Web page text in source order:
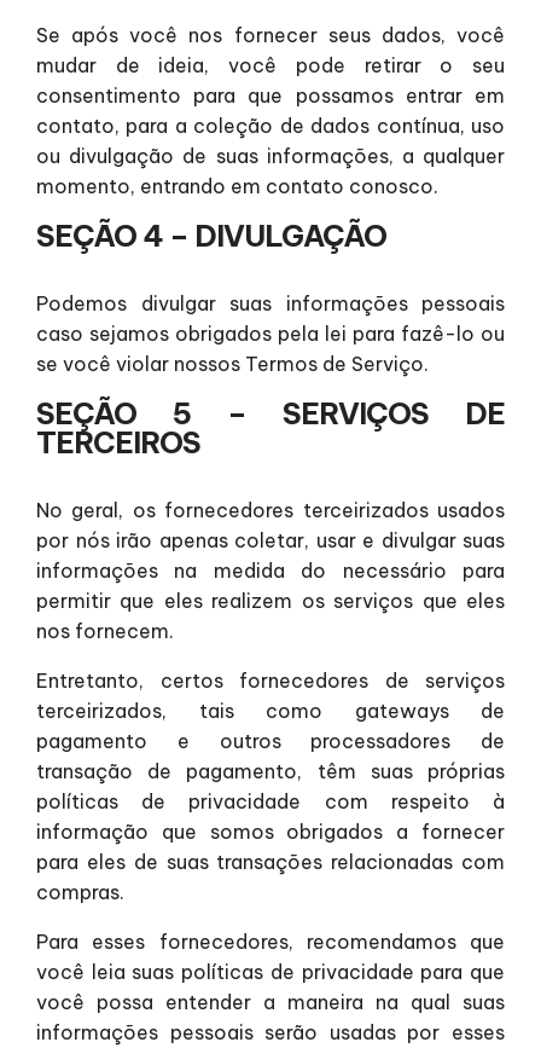
Se após você nos fornecer seus dados, você
mudar de ideia, você pode retirar o seu
consentimento para que possamos entrar em
contato, para a coleção de dados contínua, uso
ou divulgação de suas informações, a qualquer
momento, entrando em contato conosco.
SEÇÃO 4 – DIVULGAÇÃO
Podemos divulgar suas informações pessoais
caso sejamos obrigados pela lei para fazê-lo ou
se você violar nossos Termos de Serviço.
SEÇÃO 5 – SERVIÇOS DE
TERCEIROS
No geral, os fornecedores terceirizados usados
por nós irão apenas coletar, usar e divulgar suas
informações na medida do necessário para
permitir que eles realizem os serviços que eles
nos fornecem.
Entretanto, certos fornecedores de serviços
terceirizados, tais como gateways de
pagamento e outros processadores de
transação de pagamento, têm suas próprias
políticas de privacidade com respeito à
informação que somos obrigados a fornecer
para eles de suas transações relacionadas com
compras.
Para esses fornecedores, recomendamos que
você leia suas políticas de privacidade para que
você possa entender a maneira na qual suas
informações pessoais serão usadas por esses